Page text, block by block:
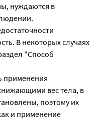
нуждаются в
В некоторых случаях
"Способ
применения
вес тела, в
поэтому их
и применение